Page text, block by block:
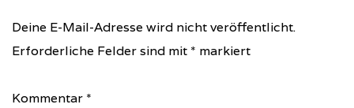
Deine E-Mail-Adresse wird nicht veröffentlicht.
Erforderliche Felder sind mit * markiert
Kommentar *